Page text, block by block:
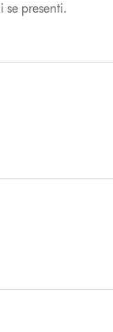
presenti.